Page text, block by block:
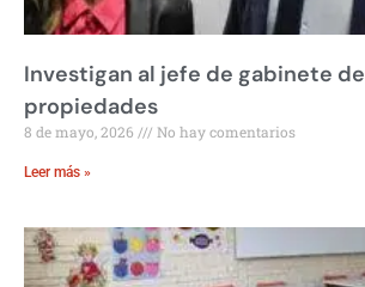
Investigan al jefe de gabinete
propiedades
8 de mayo, 2026 No hay comentarios
Leer más »